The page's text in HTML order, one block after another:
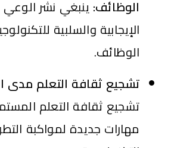
الوظائف:ينبغي نشر الوعي
الإيجابية والسلبية
الوظائف.
تشجيع ثقافة التعلم مدى
تشجيع ثقافة التعلم
مهارات جديدة لمواكبة